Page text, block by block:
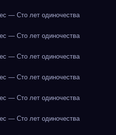
— Сто лет одиночества
— Сто лет одиночества
— Сто лет одиночества
— Сто лет одиночества
— Сто лет одиночества
— Сто лет одиночества